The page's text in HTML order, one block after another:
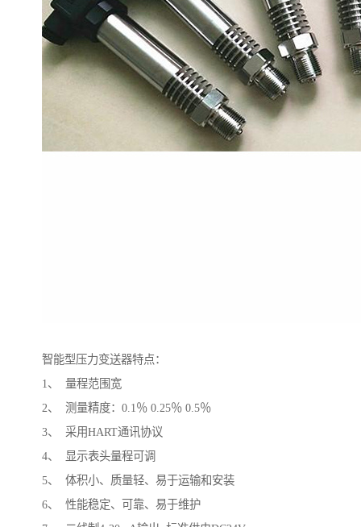
智能型压力变送器特点：
1、 量程范围宽
2、 测量精度：0.1％ 0.25％ 0.5％
3、 采用HART通讯协议
4、 显示表头量程可调
5、 体积小、质量轻、易于运输和安装
6、 性能稳定、可靠、易于维护